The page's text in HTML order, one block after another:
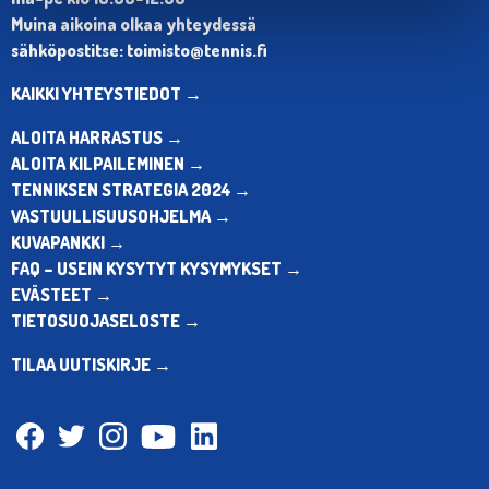
Muina aikoina olkaa yhteydessä
sähköpostitse: toimisto@tennis.fi
KAIKKI YHTEYSTIEDOT →
ALOITA HARRASTUS →
ALOITA KILPAILEMINEN →
TENNIKSEN STRATEGIA 2024 →
VASTUULLISUUSOHJELMA →
KUVAPANKKI →
FAQ – USEIN KYSYTYT KYSYMYKSET →
EVÄSTEET →
TIETOSUOJASELOSTE →
TILAA UUTISKIRJE →